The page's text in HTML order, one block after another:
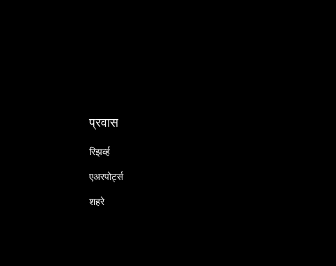
प्रवास
रिझर्व्ह
एअरपोर्ट्स
शहरे